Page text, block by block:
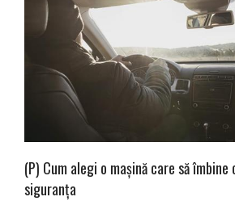
(P) Cum alegi o mașină care să
siguranța